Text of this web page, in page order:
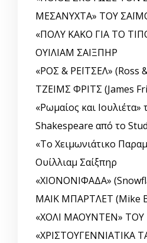
ΜΕΣΑΝΥΧΤΑ» ΤΟΥ
«ΠΟΛΥ ΚΑΚΟ ΓΙΑ ΤΟ
ΟΥΙΛΙΑΜ ΣΑΙΞΠΗΡ
«ΡΟΣ & ΡΕΪΤΣΕΛ» (Ross
ΤΖΕΙΜΣ ΦΡΙΤΣ (James
«Ρωμαίος και Ιουλιέτα»
Shakespeare από το
«Το Χειμωνιάτικο
Ουίλλιαμ Σαίξπηρ
«ΧΙΟΝΟΝΙΦΑΔΑ»
ΜΑΙΚ ΜΠΑΡΤΛΕΤ (Mike
«ΧΟΛΙ ΜΑΟΥΝΤΕΝ» ΤΟΥ
«ΧΡΙΣΤΟΥΓΕΝΝΙΑΤΙΚΑ